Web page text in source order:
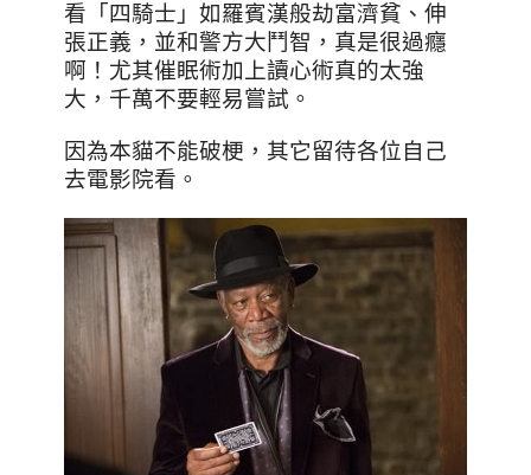
看「四騎士」如羅賓漢般劫富濟貧、伸
張正義，並和警方大鬥智，真是很過癮
啊！尤其催眠術加上讀心術真的太強
大，千萬不要輕易嘗試。
因為本貓不能破梗 ， 其它留待各位自己
去電影院看 。